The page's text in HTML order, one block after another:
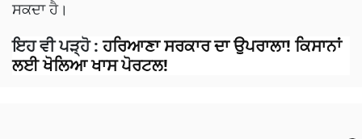
ਸਕਦਾ ਹੈ।
ਇਹ ਵੀ ਪੜ੍ਹੋ :ਹਰਿਆਣਾ ਸਰਕਾਰ ਦਾ ਉਪਰਾਲਾ! ਕਿਸਾਨਾਂ
ਲਈ ਖੋਲਿਆ ਖਾਸ ਪੋਰਟਲ!